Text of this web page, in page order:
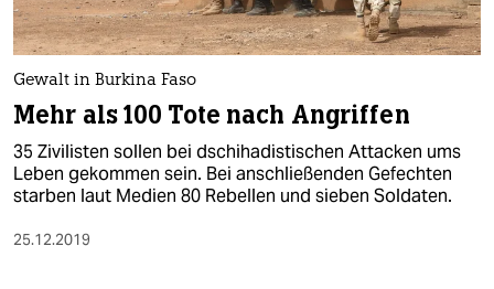
Gewalt in Burkina Faso
Mehr als 100 Tote nach Angriffen
35 Zivilisten sollen bei dschihadistischen Attacken ums
Leben gekommen sein. Bei anschließenden Gefechten
starben laut Medien 80 Rebellen und sieben Soldaten.
25.12.2019